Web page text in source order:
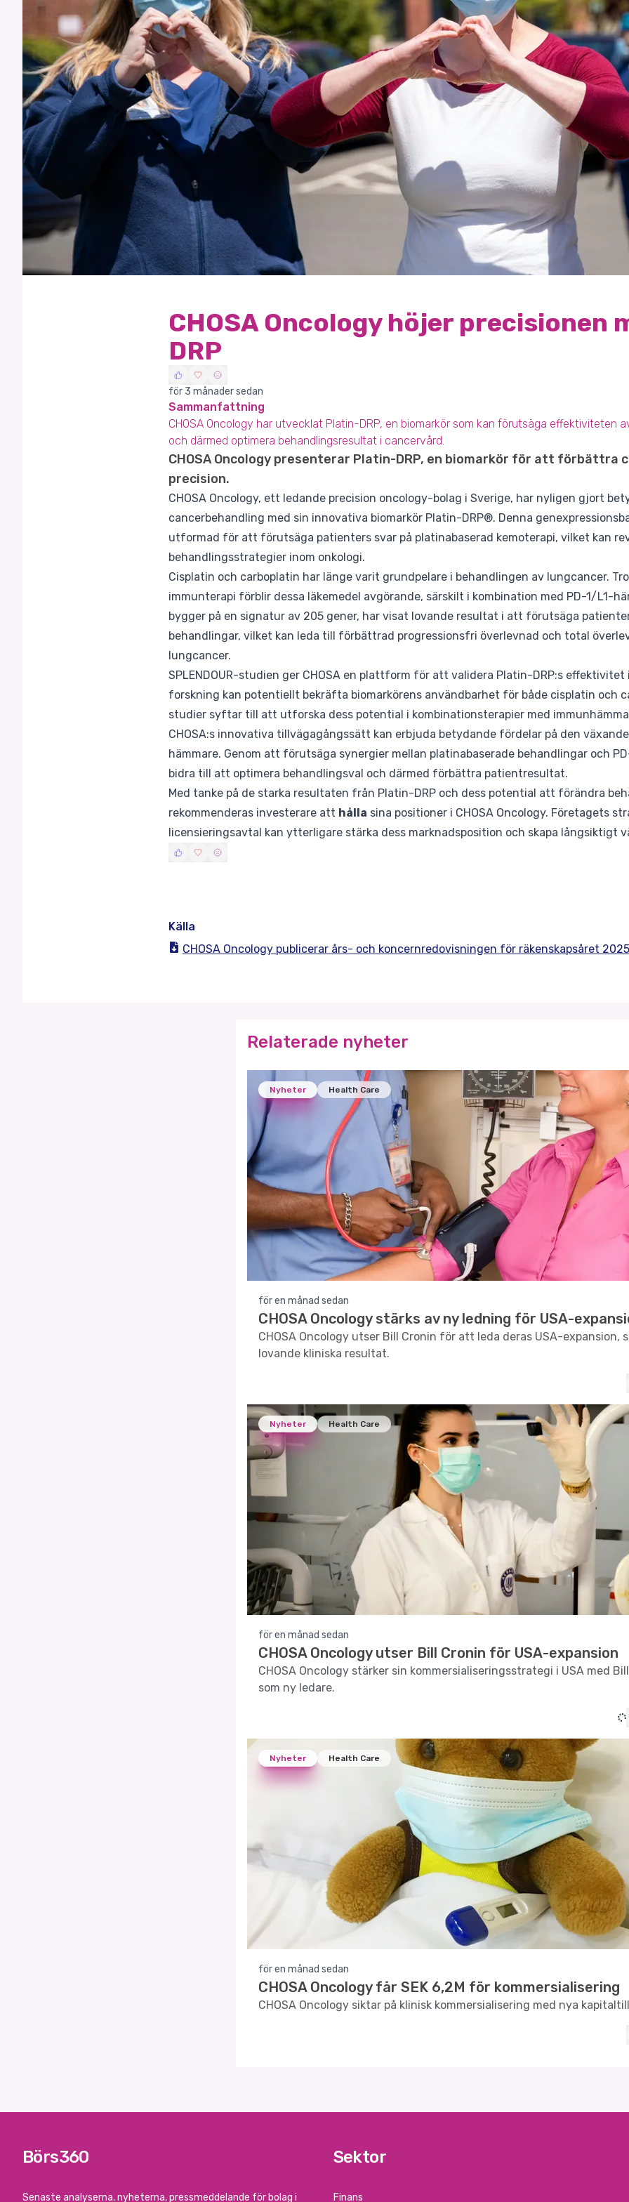
CHOSA Oncology höjer precisionen
DRP
för 3 månader sedan
Sammanfattning
CHOSA Oncology har utvecklat Platin-DRP, en biomarkör som kan förutsäga effektiviteten
och därmed optimera behandlingsresultat i cancervård.
CHOSA Oncology presenterar Platin-DRP, en biomarkör för att förbättra
precision.
CHOSA Oncology, ett ledande precision oncology-bolag i Sverige, har nyligen gjort
cancerbehandling med sin innovativa biomarkör Platin-DRP®. Denna
utformad för att förutsäga patienters svar på platinabaserad kemoterapi, vilket kan
behandlingsstrategier inom onkologi.
Cisplatin och carboplatin har länge varit grundpelare i behandlingen av lungcancer.
immunterapi förblir dessa läkemedel avgörande, särskilt i kombination med PD-1/L1-
bygger på en signatur av 205 gener, har visat lovande resultat i att förutsäga
behandlingar, vilket kan leda till förbättrad progressionsfri överlevnad och total
lungcancer.
SPLENDOUR-studien ger CHOSA en plattform för att validera Platin-DRP:s
forskning kan potentiellt bekräfta biomarkörens användbarhet för både cisplatin och
studier syftar till att utforska dess potential i kombinationsterapier med
CHOSA:s innovativa tillvägagångssätt kan erbjuda betydande fördelar på den
hämmare. Genom att förutsäga synergier mellan platinabaserade behandlingar och
bidra till att optimera behandlingsval och därmed förbättra patientresultat.
Med tanke på de starka resultaten från Platin-DRP och dess potential att förändra
rekommenderas investerare att hålla sina positioner i CHOSA Oncology. Företagets
licensieringsavtal kan ytterligare stärka dess marknadsposition och skapa långsiktigt
Källa
CHOSA Oncology publicerar års- och koncernredovisningen för räkenskapsåret 2025
Relaterade nyheter
Nyheter Health Care
för en månad sedan
CHOSA Oncology stärks av ny ledning för USA-
CHOSA Oncology utser Bill Cronin för att leda deras USA-expansion,
lovande kliniska resultat.
Nyheter Health Care
för en månad sedan
CHOSA Oncology utser Bill Cronin för USA-expansion
CHOSA Oncology stärker sin kommersialiseringsstrategi i USA med
som ny ledare.
Nyheter Health Care
för en månad sedan
CHOSA Oncology får SEK 6,2M för kommersialisering
CHOSA Oncology siktar på klinisk kommersialisering med nya
Börs360
Senaste analyserna, nyheterna, pressmeddelande för bolag i
Sektor
Finans